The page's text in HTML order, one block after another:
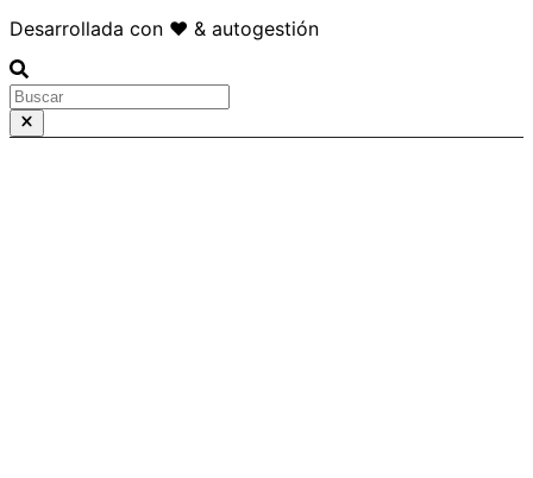
Desarrollada con ❤️ & autogestión